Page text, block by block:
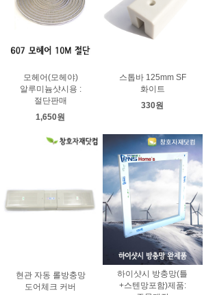
모헤어(모헤야)
알루미늄샷시용 :
절단판매
1,650원
스톱바 125mm SF
화이트
330원
현관 자동 롤방충망
도어체크 커버
하이샷시 방충망(틀
+스텐망포함)제품: